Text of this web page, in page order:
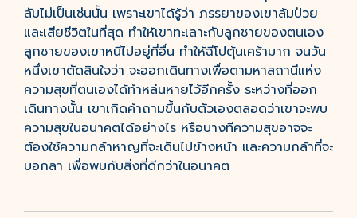
ลับไม่เป็นเช่นนั้น เพราะเขาได้รู้ว่า ภรรยาของเขาล้มป่วย
และเสียชีวิตในที่สุด ทำให้เขาทะเลาะกับลูกชายของตนเอง
ลูกชายของเขาหนีไปอยู่ที่อื่น ทำให้ฉีโปตุ้นเศร้ามาก จนวัน
หนึ่งเขาตัดสินใจว่า จะออกเดินทางเพื่อตามหาสถานีแห่ง
ความสุขที่ตนเองได้ทำหล่นหายไว้อีกครั้ง ระหว่างที่ออก
เดินทางนั้น เขาเกิดคำถามขึ้นกับตัวเองตลอดว่าเขาจะพบ
ความสุขในอนาคตได้อย่างไร หรือบางทีความสุขอาจจะ
ต้องใช้ความกล้าหาญที่จะเดินไปข้างหน้า และความกล้าที่จะ
บอกลา เพื่อพบกับสิ่งที่ดีกว่าในอนาคต